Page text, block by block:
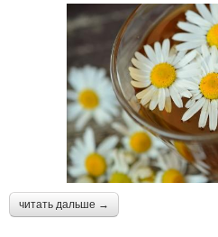
читать дальше →